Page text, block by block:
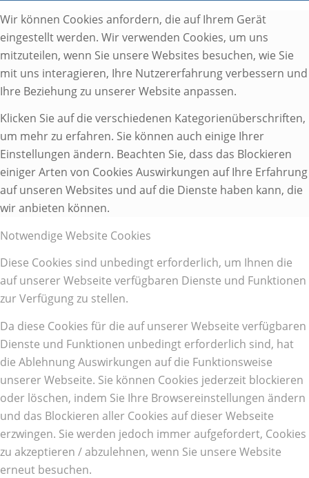
Wir können Cookies anfordern, die auf Ihrem Gerät
eingestellt werden. Wir verwenden Cookies, um uns
mitzuteilen, wenn Sie unsere Websites besuchen, wie Sie
mit uns interagieren, Ihre Nutzererfahrung verbessern und
Ihre Beziehung zu unserer Website anpassen.
Klicken Sie auf die verschiedenen Kategorienüberschriften,
um mehr zu erfahren. Sie können auch einige Ihrer
Einstellungen ändern. Beachten Sie, dass das Blockieren
einiger Arten von Cookies Auswirkungen auf Ihre Erfahrung
auf unseren Websites und auf die Dienste haben kann, die
wir anbieten können.
Notwendige Website Cookies
Diese Cookies sind unbedingt erforderlich, um Ihnen die
auf unserer Webseite verfügbaren Dienste und Funktionen
zur Verfügung zu stellen.
Da diese Cookies für die auf unserer Webseite verfügbaren
Dienste und Funktionen unbedingt erforderlich sind, hat
die Ablehnung Auswirkungen auf die Funktionsweise
unserer Webseite. Sie können Cookies jederzeit blockieren
oder löschen, indem Sie Ihre Browsereinstellungen ändern
und das Blockieren aller Cookies auf dieser Webseite
erzwingen. Sie werden jedoch immer aufgefordert, Cookies
zu akzeptieren / abzulehnen, wenn Sie unsere Website
erneut besuchen.